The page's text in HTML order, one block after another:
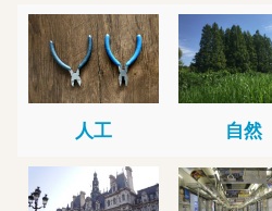
人工 自然